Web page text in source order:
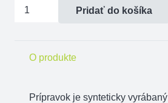
množstvo
človeka-
Pridať do košíka
O produkte
Prípravok je synteticky vyrábaný